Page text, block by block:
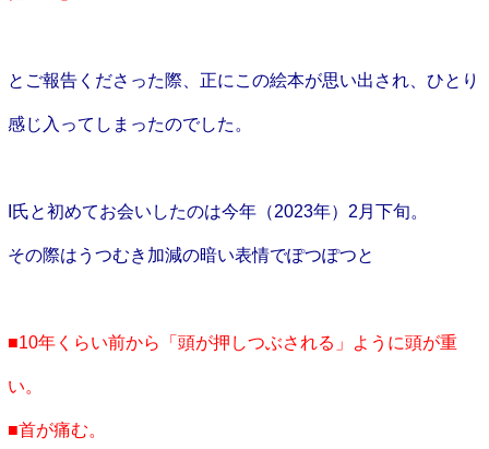
とご報告くださった際、正にこの絵本が思い出され、ひとり
感じ入ってしまったのでした。
I氏と初めてお会いしたのは今年（2023年）2月下旬。
その際はうつむき加減の暗い表情でぽつぽつと
■10年くらい前から「頭が押しつぶされる」ように頭が重
い。
■首が痛む。